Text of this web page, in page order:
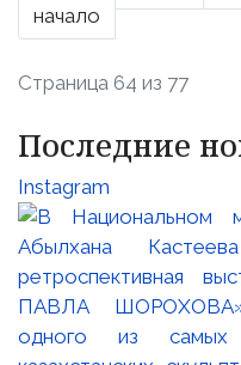
начало
Страница 64 из 77
Последние
Instagram